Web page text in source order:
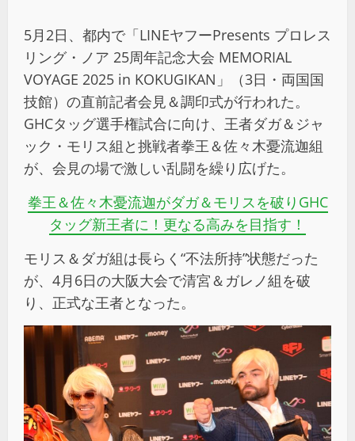
5月2日、都内で「LINEヤフーPresents プロレス
リング・ノア 25周年記念大会 MEMORIAL
VOYAGE 2025 in KOKUGIKAN」（3日・両国国
技館）の直前記者会見＆調印式が行われた。
GHCタッグ選手権試合に向け、王者ダガ＆ジャ
ック・モリス組と挑戦者拳王＆佐々木憂流迦組
が、会見の場で激しい乱闘を繰り広げた。
拳王＆佐々木憂流迦がダガ＆モリスを破り GHC
タッグ新王者に！更なる高みを目指す！
モリス＆ダガ組は長らく“不法所持”状態だった
が、4月6日の大阪大会で清宮＆ガレノ組を破
り、正式な王者となった。